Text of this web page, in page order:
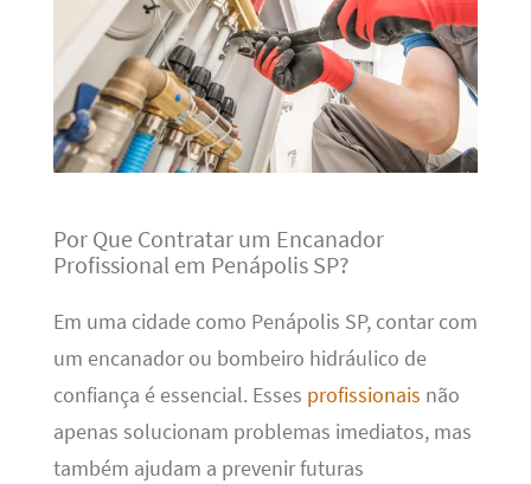
Por Que Contratar um Encanador
Profissional em Penápolis SP?
Em uma cidade como Penápolis SP, contar com
um encanador ou bombeiro hidráulico de
confiança é essencial. Esses profissionais não
apenas solucionam problemas imediatos, mas
também ajudam a prevenir futuras